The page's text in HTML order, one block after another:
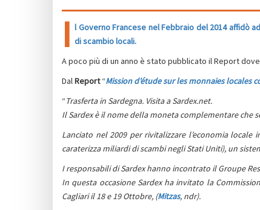
I l Governo Francese nel Febbraio del 2014 affidò
di scambio locali.
A poco più di un anno è stato pubblicato il Report
DalReport“Mission d’étude sur les monnaies locales
“Trasferta in Sardegna. Visita a Sardex.net.
Il Sardex è il nome della moneta complementare che
Lanciato nel 2009 per rivitalizzare l’economia
caraterizza miliardi di scambi negli Stati Uniti), un
I responsabili di Sardex hanno incontrato il Groupe
In questa occasione Sardex ha invitato la
Cagliari il 18 e 19 Ottobre, (Mitzas, ndr).